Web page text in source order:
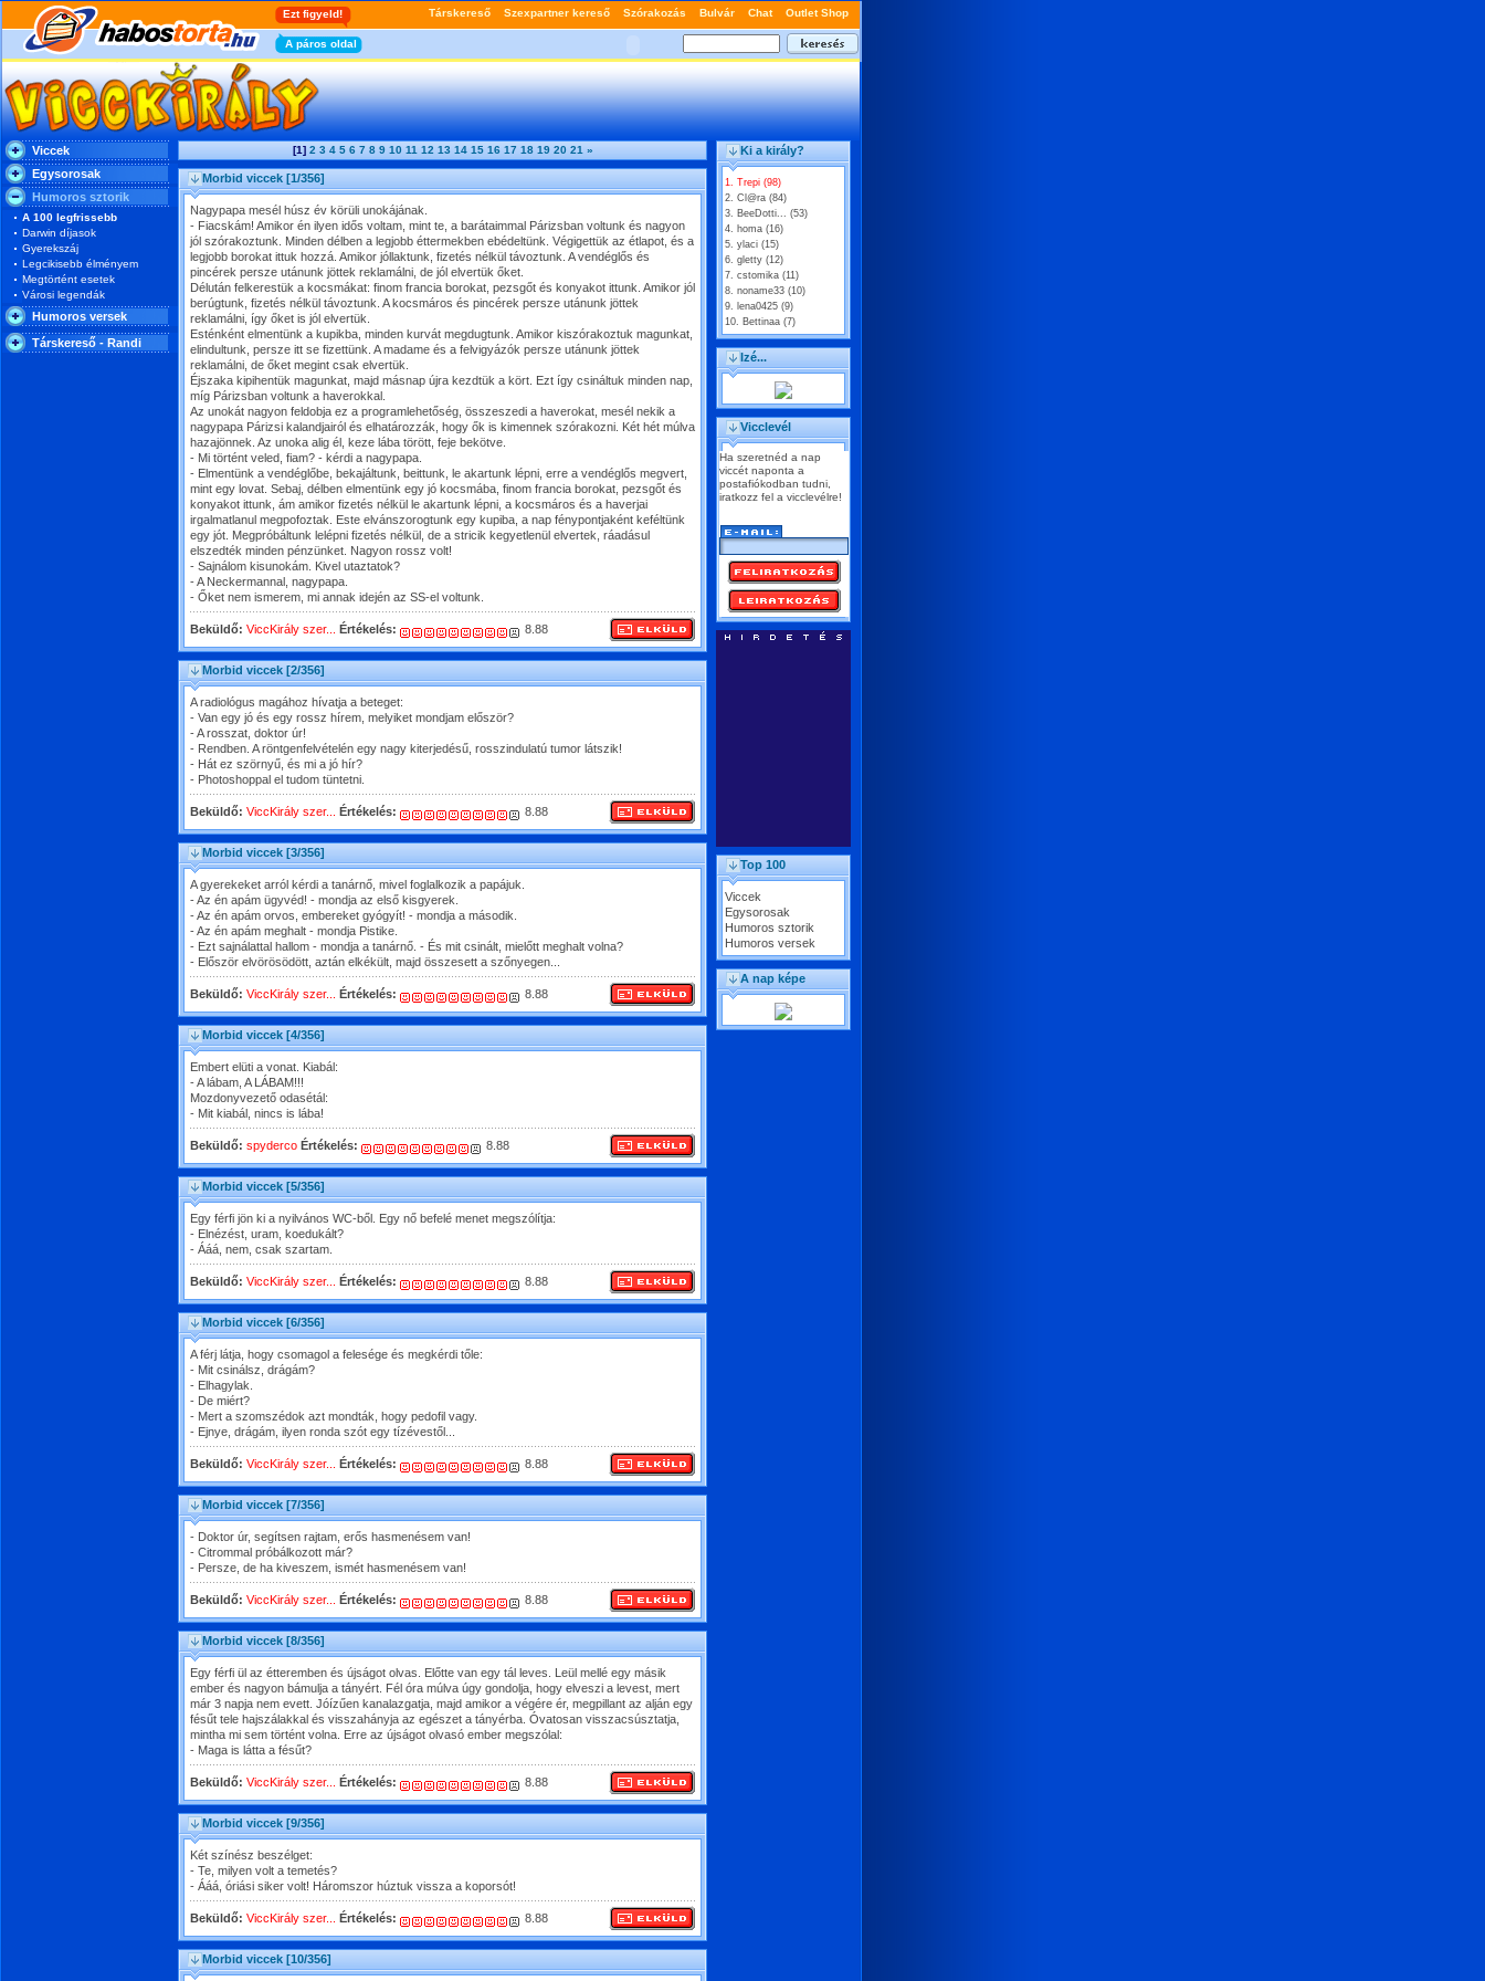
Viccek
Egysorosak
Humoros sztorik
A 100 legfrissebb
Darwin díjasok
Gyerekszáj
Legcikisebb élményem
Megtörtént esetek
Városi legendák
Humoros versek
Társkereső - Randi
[1] 2 3 4 5 6 7 8 9 10 11 12 13 14 15 16 17 18 19 20 21 »
Morbid viccek [1/356]
Nagypapa mesél húsz év körüli unokájának.
- Fiacskám! Amikor én ilyen idős voltam, mint te, a barátaimmal Párizsban voltunk és nagyon
jól szórakoztunk. Minden délben a legjobb éttermekben ebédeltünk. Végigettük az étlapot, és a
legjobb borokat ittuk hozzá. Amikor jóllaktunk, fizetés nélkül távoztunk. A vendéglős és
pincérek persze utánunk jöttek reklamálni, de jól elvertük őket.
Délután felkerestük a kocsmákat: finom francia borokat, pezsgőt és konyakot ittunk. Amikor jól
berúgtunk, fizetés nélkül távoztunk. A kocsmáros és pincérek persze utánunk jöttek
reklamálni, így őket is jól elvertük.
Esténként elmentünk a kupikba, minden kurvát megdugtunk. Amikor kiszórakoztuk magunkat,
elindultunk, persze itt se fizettünk. A madame és a felvigyázók persze utánunk jöttek
reklamálni, de őket megint csak elvertük.
Éjszaka kipihentük magunkat, majd másnap újra kezdtük a kört. Ezt így csináltuk minden nap,
míg Párizsban voltunk a haverokkal.
Az unokát nagyon feldobja ez a programlehetőség, összeszedi a haverokat, mesél nekik a
nagypapa Párizsi kalandjairól és elhatározzák, hogy ők is kimennek szórakozni. Két hét múlva
hazajönnek. Az unoka alig él, keze lába törött, feje bekötve.
- Mi történt veled, fiam? - kérdi a nagypapa.
- Elmentünk a vendéglőbe, bekajáltunk, beittunk, le akartunk lépni, erre a vendéglős megvert,
mint egy lovat. Sebaj, délben elmentünk egy jó kocsmába, finom francia borokat, pezsgőt és
konyakot ittunk, ám amikor fizetés nélkül le akartunk lépni, a kocsmáros és a haverjai
irgalmatlanul megpofoztak. Este elvánszorogtunk egy kupiba, a nap fénypontjaként keféltünk
egy jót. Megpróbáltunk lelépni fizetés nélkül, de a stricik kegyetlenül elvertek, ráadásul
elszedték minden pénzünket. Nagyon rossz volt!
- Sajnálom kisunokám. Kivel utaztatok?
- A Neckermannal, nagypapa.
- Őket nem ismerem, mi annak idején az SS-el voltunk.
Beküldő: ViccKirály szer... Értékelés: 8.88
Morbid viccek [2/356]
A radiológus magához hívatja a beteget:
- Van egy jó és egy rossz hírem, melyiket mondjam először?
- A rosszat, doktor úr!
- Rendben. A röntgenfelvételén egy nagy kiterjedésű, rosszindulatú tumor látszik!
- Hát ez szörnyű, és mi a jó hír?
- Photoshoppal el tudom tüntetni.
Beküldő: ViccKirály szer... Értékelés: 8.88
Morbid viccek [3/356]
A gyerekeket arról kérdi a tanárnő, mivel foglalkozik a papájuk.
- Az én apám ügyvéd! - mondja az első kisgyerek.
- Az én apám orvos, embereket gyógyít! - mondja a második.
- Az én apám meghalt - mondja Pistike.
- Ezt sajnálattal hallom - mondja a tanárnő. - És mit csinált, mielőtt meghalt volna?
- Először elvörösödött, aztán elkékült, majd összesett a szőnyegen...
Beküldő: ViccKirály szer... Értékelés: 8.88
Morbid viccek [4/356]
Embert elüti a vonat. Kiabál:
- A lábam, A LÁBAM!!!
Mozdonyvezető odasétál:
- Mit kiabál, nincs is lába!
Beküldő: spyderco Értékelés: 8.88
Morbid viccek [5/356]
Egy férfi jön ki a nyilvános WC-ből. Egy nő befelé menet megszólítja:
- Elnézést, uram, koedukált?
- Ááá, nem, csak szartam.
Beküldő: ViccKirály szer... Értékelés: 8.88
Morbid viccek [6/356]
A férj látja, hogy csomagol a felesége és megkérdi tőle:
- Mit csinálsz, drágám?
- Elhagylak.
- De miért?
- Mert a szomszédok azt mondták, hogy pedofil vagy.
- Ejnye, drágám, ilyen ronda szót egy tízévestől...
Beküldő: ViccKirály szer... Értékelés: 8.88
Morbid viccek [7/356]
- Doktor úr, segítsen rajtam, erős hasmenésem van!
- Citrommal próbálkozott már?
- Persze, de ha kiveszem, ismét hasmenésem van!
Beküldő: ViccKirály szer... Értékelés: 8.88
Morbid viccek [8/356]
Egy férfi ül az étteremben és újságot olvas. Előtte van egy tál leves. Leül mellé egy másik
ember és nagyon bámulja a tányért. Fél óra múlva úgy gondolja, hogy elveszi a levest, mert
már 3 napja nem evett. Jóízűen kanalazgatja, majd amikor a végére ér, megpillant az alján egy
fésűt tele hajszálakkal és visszahányja az egészet a tányérba. Óvatosan visszacsúsztatja,
mintha mi sem történt volna. Erre az újságot olvasó ember megszólal:
- Maga is látta a fésűt?
Beküldő: ViccKirály szer... Értékelés: 8.88
Morbid viccek [9/356]
Két színész beszélget:
- Te, milyen volt a temetés?
- Ááá, óriási siker volt! Háromszor húztuk vissza a koporsót!
Beküldő: ViccKirály szer... Értékelés: 8.88
Morbid viccek [10/356]
Ki a király?
1. Trepi (98)
2. Cl@ra (84)
3. BeeDotti... (53)
4. homa (16)
5. ylaci (15)
6. gletty (12)
7. cstomika (11)
8. noname33 (10)
9. lena0425 (9)
10. Bettinaa (7)
Izé...
Vicclevél
Ha szeretnéd a nap
viccét naponta a
postafiókodban tudni,
iratkozz fel a vicclevélre!
Top 100
Viccek
Egysorosak
Humoros sztorik
Humoros versek
A nap képe